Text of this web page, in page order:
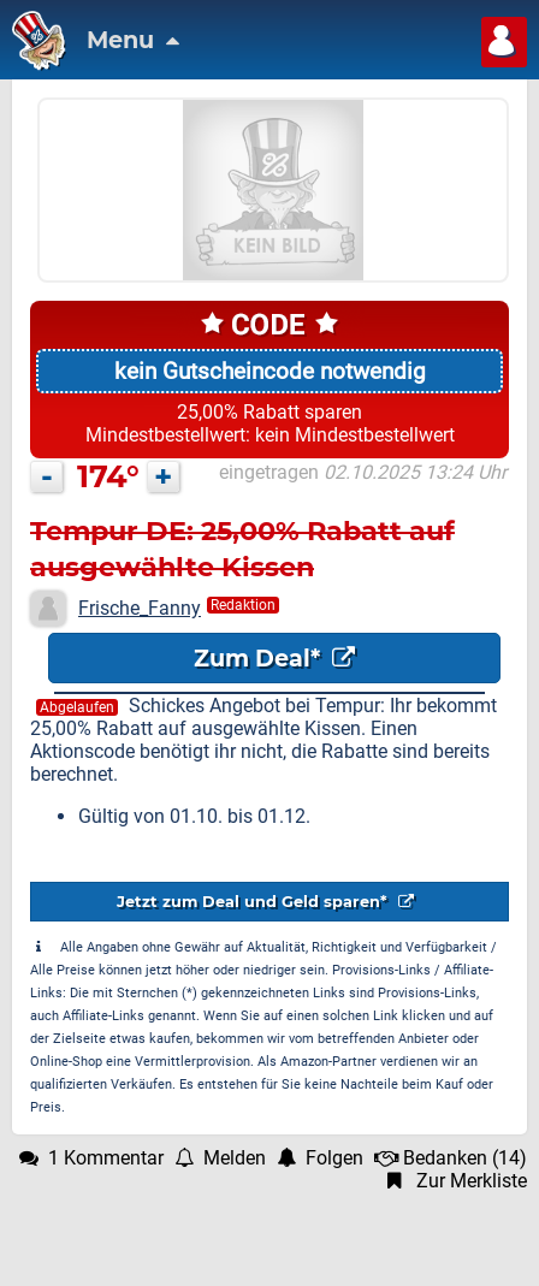
Menu
kein Gutscheincode notwendig
25,00% Rabatt sparen
Mindestbestellwert: kein Mindestbestellwert
- 174° + eingetragen 02.10.2025 13:24 Uhr
Tempur DE: 25,00% Rabatt auf
ausgewählte Kissen
Frische_Fanny Redaktion
Zum Deal*
Abgelaufen
Schickes Angebot bei Tempur: Ihr bekommt
25,00% Rabatt auf ausgewählte Kissen. Einen
Aktionscode benötigt ihr nicht, die Rabatte sind bereits
berechnet.
Gültig von 01.10. bis 01.12.
Jetzt zum Deal und Geld sparen*
Alle Angaben ohne Gewähr auf Aktualität, Richtigkeit und Verfügbarkeit /
Alle Preise können jetzt höher oder niedriger sein. Provisions-Links / Affiliate-
Links: Die mit Sternchen (*) gekennzeichneten Links sind Provisions-Links,
auch Affiliate-Links genannt. Wenn Sie auf einen solchen Link klicken und auf
der Zielseite etwas kaufen, bekommen wir vom betreffenden Anbieter oder
Online-Shop eine Vermittlerprovision. Als Amazon-Partner verdienen wir an
qualifizierten Verkäufen. Es entstehen für Sie keine Nachteile beim Kauf oder
Preis.
1 Kommentar Melden Folgen Bedanken (14)
Zur Merkliste